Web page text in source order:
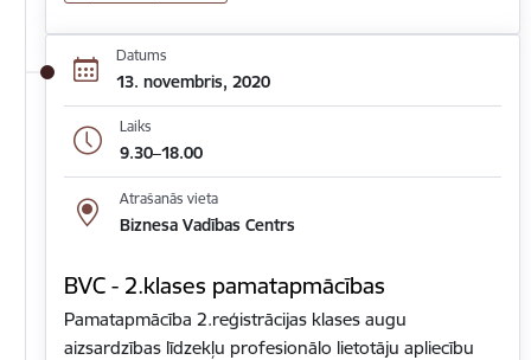
Datums
13. novembris, 2020
Laiks
9.30–18.00
Atrašanās vieta
Biznesa Vadības Centrs
BVC - 2.klases pamatapmācības
Pamatapmācība 2.reģistrācijas klases augu
aizsardzības līdzekļu profesionālo lietotāju apliecību